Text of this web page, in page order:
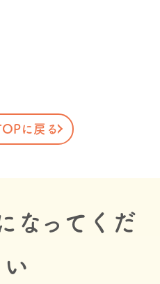
に戻る
なってくだ
い